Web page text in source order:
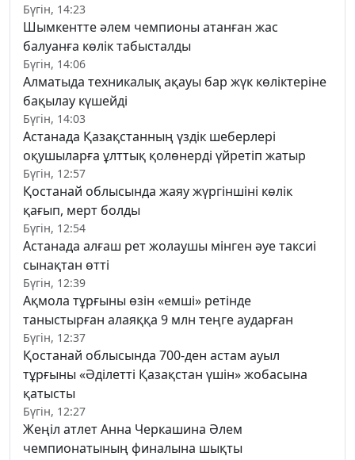
Бүгін, 14:23
Шымкентте әлем чемпионы атанған жас
балуанға көлік табысталды
Бүгін, 14:06
Алматыда техникалық ақауы бар жүк көліктеріне
бақылау күшейді
Бүгін, 14:03
Астанада Қазақстанның үздік шеберлері
оқушыларға ұлттық қолөнерді үйретіп жатыр
Бүгін, 12:57
Қостанай облысында жаяу жүргіншіні көлік
қағып, мерт болды
Бүгін, 12:54
Астанада алғаш рет жолаушы мінген әуе таксиі
сынақтан өтті
Бүгін, 12:39
Ақмола тұрғыны өзін «емші» ретінде
таныстырған алаяққа 9 млн теңге аударған
Бүгін, 12:37
Қостанай облысында 700-ден астам ауыл
тұрғыны «Әділетті Қазақстан үшін» жобасына
қатысты
Бүгін, 12:27
Жеңіл атлет Анна Черкашина Әлем
чемпионатының финалына шықты